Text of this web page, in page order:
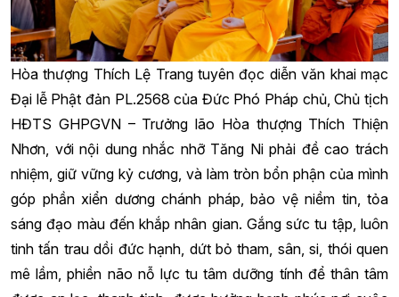
Hòa thượng Thích Lệ Trang tuyên đọc diễn văn khai mạc
Đại lễ Phật đản PL.2568 của Đức Phó Pháp chủ, Chủ tịch
HĐTS GHPGVN – Trưởng lão Hòa thượng Thích Thiện
Nhơn, với nội dung nhắc nhỡ Tăng Ni phải đề cao trách
nhiệm, giữ vững kỷ cương, và làm tròn bổn phận của mình
góp phần xiển dương chánh pháp, bảo vệ niềm tin, tỏa
sáng đạo màu đến khắp nhân gian. Gắng sức tu tập, luôn
tinh tấn trau dồi đức hạnh, dứt bỏ tham, sân, si, thói quen
mê lầm, phiền não nỗ lực tu tâm dưỡng tính để thân tâm